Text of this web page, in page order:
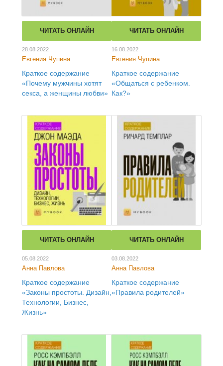
ЧИТАТЬ ОНЛАЙН
28.08.2022
Евгения Чупина
Краткое содержание
«Почему мужчины хотят
секса, а женщины любви»
ЧИТАТЬ ОНЛАЙН
16.08.2022
Евгения Чупина
Краткое содержание
«Общаться с ребенком.
Как?»
ЧИТАТЬ ОНЛАЙН
05.08.2022
Анна Павлова
Краткое содержание
«Законы простоты. Дизайн,
Технологии, Бизнес,
Жизнь»
ЧИТАТЬ ОНЛАЙН
03.08.2022
Анна Павлова
Краткое содержание
«Правила родителей»